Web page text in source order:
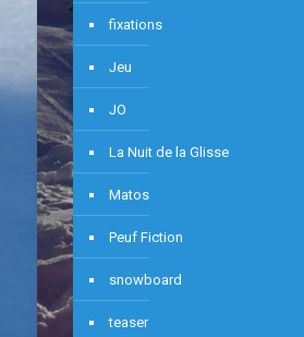
fixations
Jeu
JO
La Nuit de la Glisse
Matos
Peuf Fiction
snowboard
teaser